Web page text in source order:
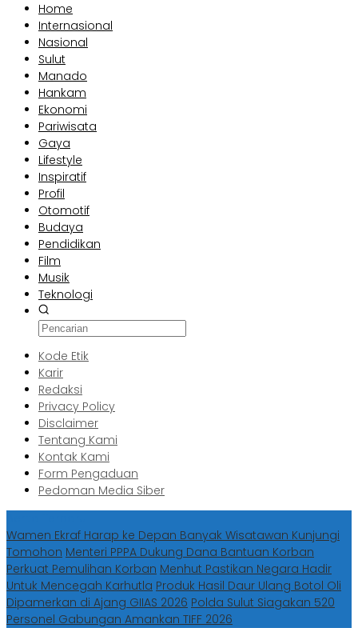
Home
Internasional
Nasional
Sulut
Manado
Hankam
Ekonomi
Pariwisata
Gaya
Lifestyle
Inspiratif
Profil
Otomotif
Budaya
Pendidikan
Film
Musik
Teknologi
Kode Etik
Karir
Redaksi
Privacy Policy
Disclaimer
Tentang Kami
Kontak Kami
Form Pengaduan
Pedoman Media Siber
Wamen Ekraf Harap ke Depan Banyak Wisatawan Kunjungi
Tomohon Menteri PPPA Dukung Dana Bantuan Korban
Perkuat Pemulihan Korban Menhut Pastikan Negara Hadir
Untuk Mencegah Karhutla Produk Hasil Daur Ulang Botol Oli
Dipamerkan di Ajang GIIAS 2026 Polda Sulut Siagakan 520
Personel Gabungan Amankan TIFF 2026